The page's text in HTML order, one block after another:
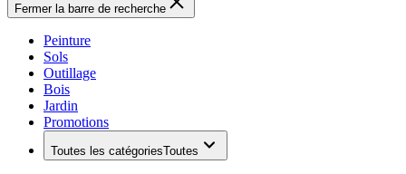
Fermer la barre de recherche
Peinture
Sols
Outillage
Bois
Jardin
Promotions
Toutes les catégoriesToutes